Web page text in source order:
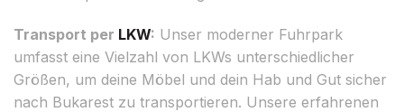
Transport per LKW: Unser moderner Fuhrpark
umfasst eine Vielzahl von LKWs unterschiedlicher
Größen, um deine Möbel und dein Hab und Gut sicher
nach Bukarest zu transportieren. Unsere erfahrenen